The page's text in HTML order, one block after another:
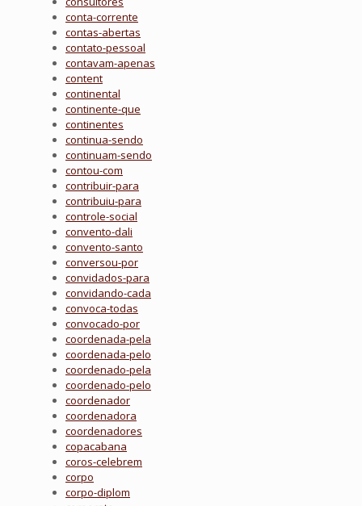
conta-corrente
contas-abertas
contato-pessoal
contavam-apenas
content
continental
continente-que
continentes
continua-sendo
continuam-sendo
contou-com
contribuir-para
contribuiu-para
controle-social
convento-dali
convento-santo
conversou-por
convidados-para
convidando-cada
convoca-todas
convocado-por
coordenada-pela
coordenada-pelo
coordenado-pela
coordenado-pelo
coordenador
coordenadora
coordenadores
copacabana
coros-celebrem
corpo
corpo-diplom